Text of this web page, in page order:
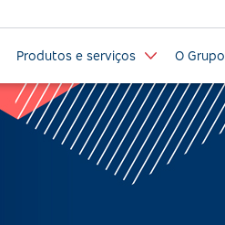
Produtos e serviços O Grupo